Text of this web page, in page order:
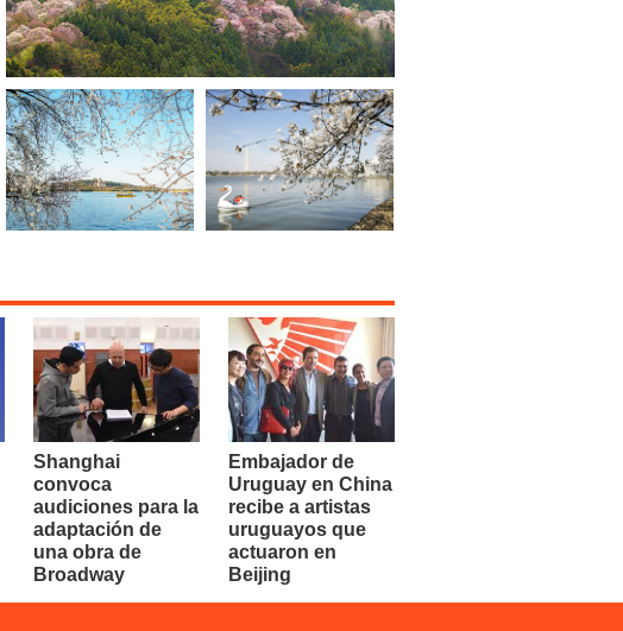
Shanghai
convoca
audiciones para la
adaptación de
una obra de
Broadway
Embajador de
Uruguay en China
recibe a artistas
uruguayos que
actuaron en
Beijing